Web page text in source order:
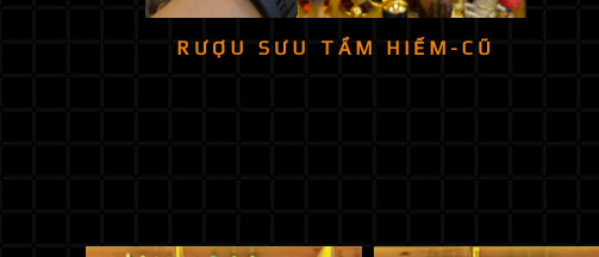
RƯỢU SƯU TẦM HIẾM-CŨ